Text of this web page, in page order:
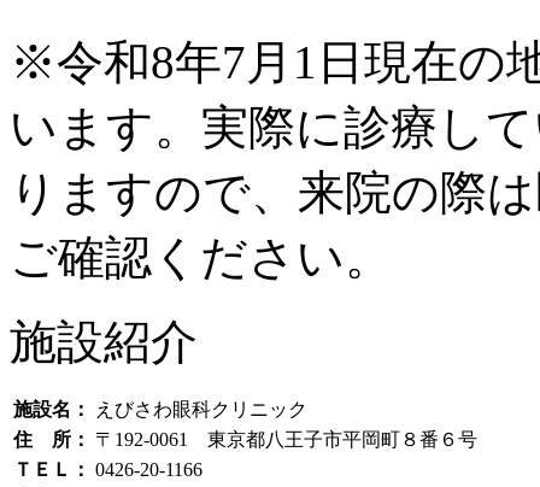
※令和8年7月1日現在の
います。実際に診療し
りますので、来院の際
ご確認ください。
施設紹介
施設名：
えびさわ眼科クリニック
住 所：
〒192-0061 東京都八王子市平岡町８番６号
ＴＥＬ： 0426-20-1166